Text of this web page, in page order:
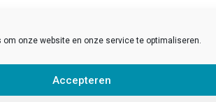
om onze website en onze service te optimaliseren.
Accepteren